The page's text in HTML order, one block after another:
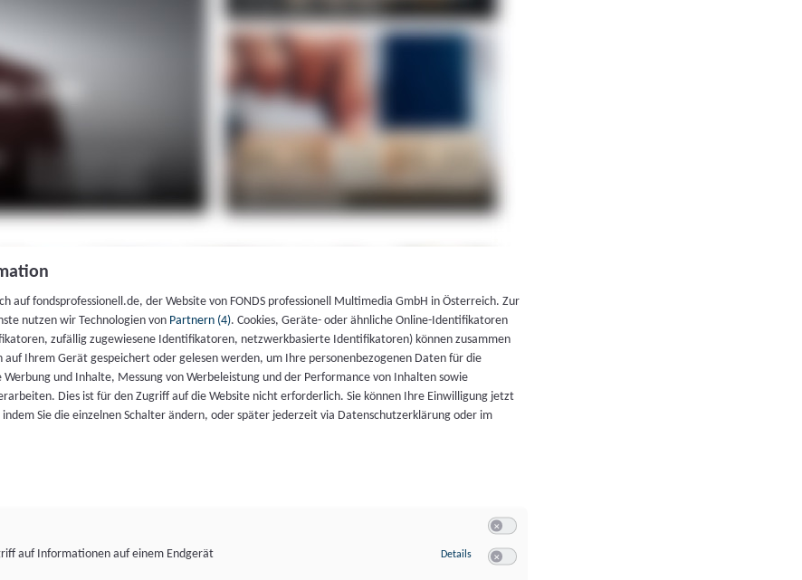
auf fondsprofessionell.de, der Website von FONDS professionell Multimedia GmbH in Österreich. Zur
nutzen wir Technologien von Partnern (4). Cookies, Geräte- oder ähnliche Online-Identifikatoren
zufällig zugewiesene Identifikatoren, netzwerkbasierte Identifikatoren) können zusammen
Ihrem Gerät gespeichert oder gelesen werden, um Ihre personenbezogenen Daten für die
und Inhalte, Messung von Werbeleistung und der Performance von Inhalten sowie
Dies ist für den Zugriff auf die Website nicht erforderlich. Sie können Ihre Einwilligung jetzt
Sie die einzelnen Schalter ändern, oder später jederzeit via Datenschutzerklärung oder im
auf Informationen auf einem Endgerät
Details zu Speichern von oder Zugriff auf Informationen auf einem Endgerät